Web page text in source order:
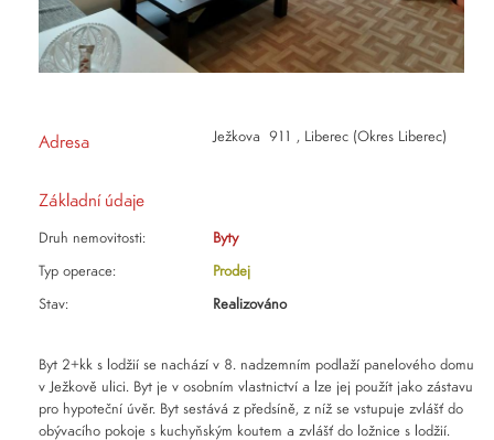
Adresa Ježkova 911 , Liberec (Okres Liberec)
Základní údaje
Druh nemovitosti: Byty
Typ operace: Prodej
Stav: Realizováno
Byt 2+kk s lodžií se nachází v 8. nadzemním podlaží panelového domu
v Ježkově ulici. Byt je v osobním vlastnictví a lze jej použít jako zástavu
pro hypoteční úvěr. Byt sestává z předsíně, z níž se vstupuje zvlášť do
obývacího pokoje s kuchyňským koutem a zvlášť do ložnice s lodžií.